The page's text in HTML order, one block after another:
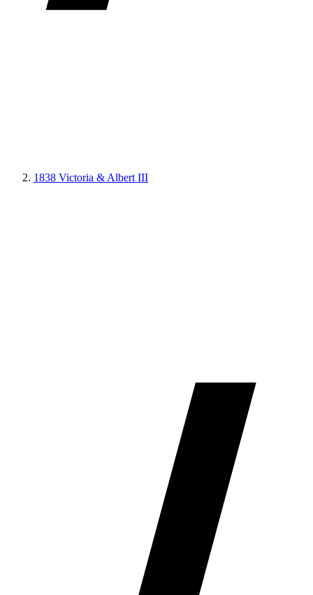
1838 Victoria & Albert III